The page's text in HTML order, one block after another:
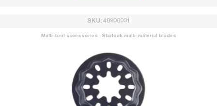
SKU: 48906031
Multi-tool accessories -Starlock multi-material blades